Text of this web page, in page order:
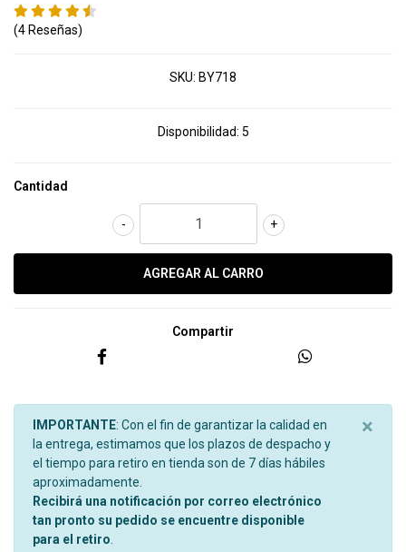
(4 Reseñas)
SKU: BY718
Disponibilidad: 5
Cantidad
+
-
Compartir
IMPORTANTE: Con el fin de garantizar la calidad en
la entrega, estimamos que los plazos de despacho y
el tiempo para retiro en tienda son de 7 días hábiles
aproximadamente.
Recibirá una notificación por correo electrónico
tan pronto su pedido se encuentre disponible
para el retiro
×